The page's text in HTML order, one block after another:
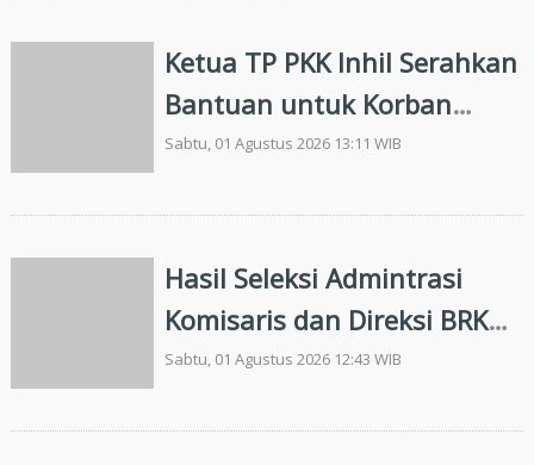
Ketua TP PKK Inhil Serahkan
Bantuan untuk Korban
Kebakaran
Sabtu, 01 Agustus 2026 13:11 WIB
Hasil Seleksi Admintrasi
Komisaris dan Direksi BRK
Syariah Diumumkan, Ini
Sabtu, 01 Agustus 2026 12:43 WIB